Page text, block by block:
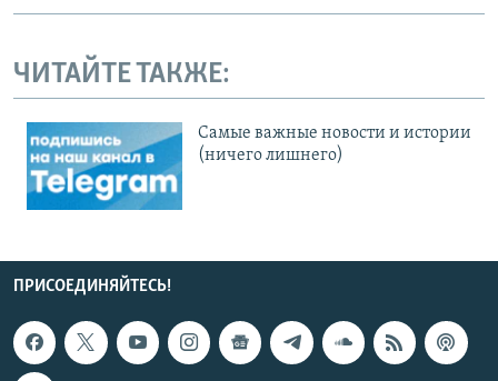
ЧИТАЙТЕ ТАКЖЕ:
Cамые важные новости и истории
(ничего лишнего)
ПРИСОЕДИНЯЙТЕСЬ!